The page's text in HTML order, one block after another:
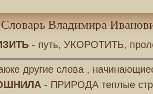
Словарь Владимира
- путь, УКОРОТИТЬ,
другие слова ,
- ПРИРОДА теплые